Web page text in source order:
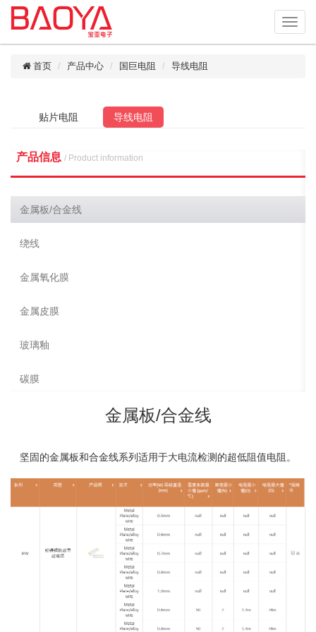
首页 产品中心 国巨电阻 导线电阻
贴片电阻 导线电阻
产品信息 / Product information
金属板/合金线
绕线
金属氧化膜
金属皮膜
玻璃釉
碳膜
金属板/合金线
坚固的金属板和合金线系列适用于大电流检测的超低阻值电阻。